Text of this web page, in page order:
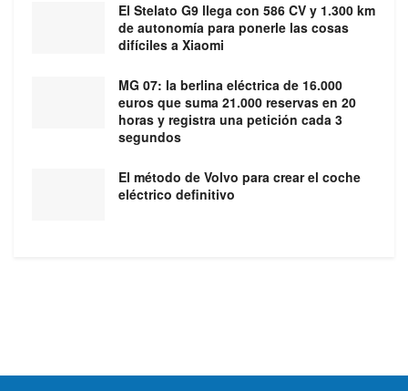
El Stelato G9 llega con 586 CV y 1.300 km
de autonomía para ponerle las cosas
difíciles a Xiaomi
MG 07: la berlina eléctrica de 16.000
euros que suma 21.000 reservas en 20
horas y registra una petición cada 3
segundos
El método de Volvo para crear el coche
eléctrico definitivo